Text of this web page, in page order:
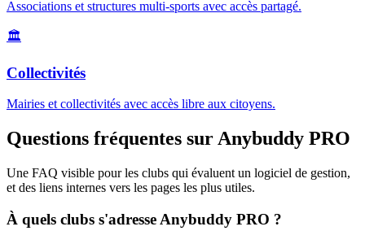
Associations et structures multi-sports avec accès partagé.
🏛️
Collectivités
Mairies et collectivités avec accès libre aux citoyens.
Questions fréquentes sur Anybuddy PRO
Une FAQ visible pour les clubs qui évaluent un logiciel de gestion,
et des liens internes vers les pages les plus utiles.
À quels clubs s'adresse Anybuddy PRO ?